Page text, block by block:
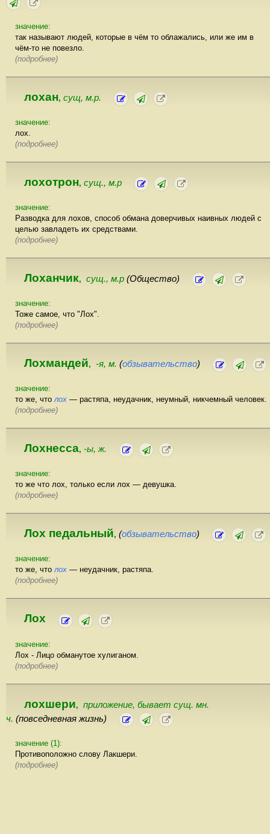
значение:
так называют людей, которые в чём то облажались, или же им в
чём-то не повезло.
(подробнее)
лохан, сущ, м.р.
значение:
лох.
(подробнее)
лохотрон, сущ., м.р
значение:
Разводка для лохов, способ обмана доверчивых наивных людей с
целью завладеть их средствами.
(подробнее)
Лоханчик, сущ., м.р (Общество)
значение:
Тоже самое, что "Лох".
(подробнее)
Лохмандей, -я, м. (обзывательство)
значение:
то же, чтолох — растяпа, неудачник, неумный, никчемный человек.
(подробнее)
Лохнесса, -ы, ж.
значение:
то же что лох, только если лох — девушка.
(подробнее)
Лох педальный, (обзывательство)
значение:
то же, чтолох — неудачник, растяпа.
(подробнее)
Лох
значение:
Лох - Лицо обманутое хулиганом.
(подробнее)
лохшери, приложение, бывает сущ. мн.
ч. (повседневная жизнь)
значение (1):
Противоположно слову Лакшери.
(подробнее)